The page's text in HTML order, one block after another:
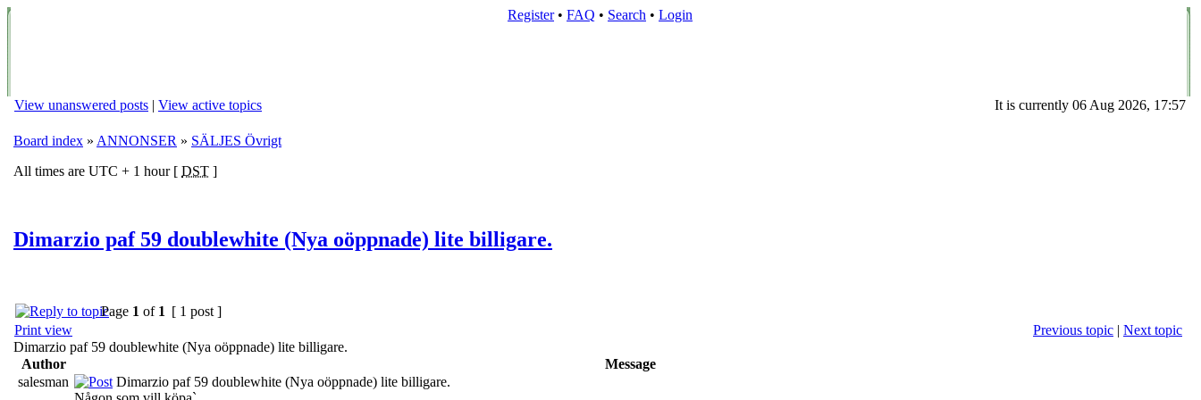
Register• FAQ • Search • Login
View unanswered posts | View active topics It is currently 06 Aug 2026, 17:57
Board index » ANNONSER » SÄLJES Övrigt
All times are UTC + 1 hour [ DST ]
Dimarzio paf 59 doublewhite (Nya oöppnade) lite billigare.
Page 1 of 1 [ 1 post ]
Print view
Previous topic | Next topic
Dimarzio paf 59 doublewhite (Nya oöppnade) lite billigare.
Author
Message
salesman
Dimarzio paf 59 doublewhite (Nya oöppnade) lite billigare.